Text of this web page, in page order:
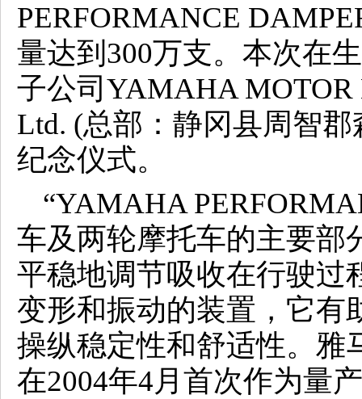
PERFORMANCE
量达到300万支。本次在
子公司YAMAHA
Ltd. (总部：静冈县周智
纪念仪式。
“YAMAHA
车及两轮摩托车的主要部
平稳地调节吸收在行驶过
变形和振动的装置，它有
操纵稳定性和舒适性。雅
在2004年4月首次作为量